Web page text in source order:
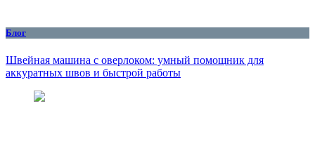
Блог
Швейная машина с оверлоком: умный помощник для
аккуратных швов и быстрой работы